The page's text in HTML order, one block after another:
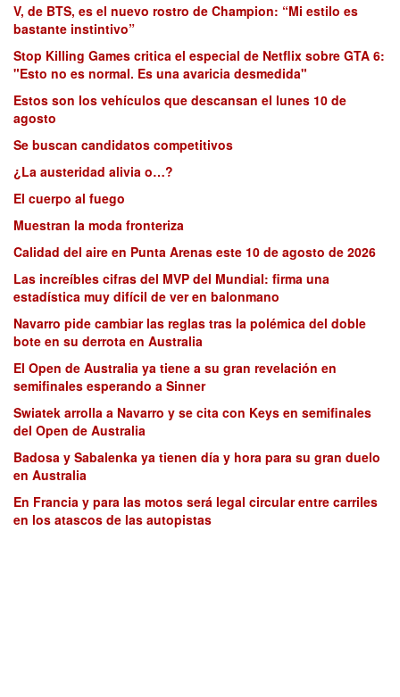
V, de BTS, es el nuevo rostro de Champion: “Mi estilo es
bastante instintivo”
Stop Killing Games critica el especial de Netflix sobre GTA 6:
"Esto no es normal. Es una avaricia desmedida"
Estos son los vehículos que descansan el lunes 10 de
agosto
Se buscan candidatos competitivos
¿La austeridad alivia o…?
El cuerpo al fuego
Muestran la moda fronteriza
Calidad del aire en Punta Arenas este 10 de agosto de 2026
Las increíbles cifras del MVP del Mundial: firma una
estadística muy difícil de ver en balonmano
Navarro pide cambiar las reglas tras la polémica del doble
bote en su derrota en Australia
El Open de Australia ya tiene a su gran revelación en
semifinales esperando a Sinner
Swiatek arrolla a Navarro y se cita con Keys en semifinales
del Open de Australia
Badosa y Sabalenka ya tienen día y hora para su gran duelo
en Australia
En Francia y para las motos será legal circular entre carriles
en los atascos de las autopistas